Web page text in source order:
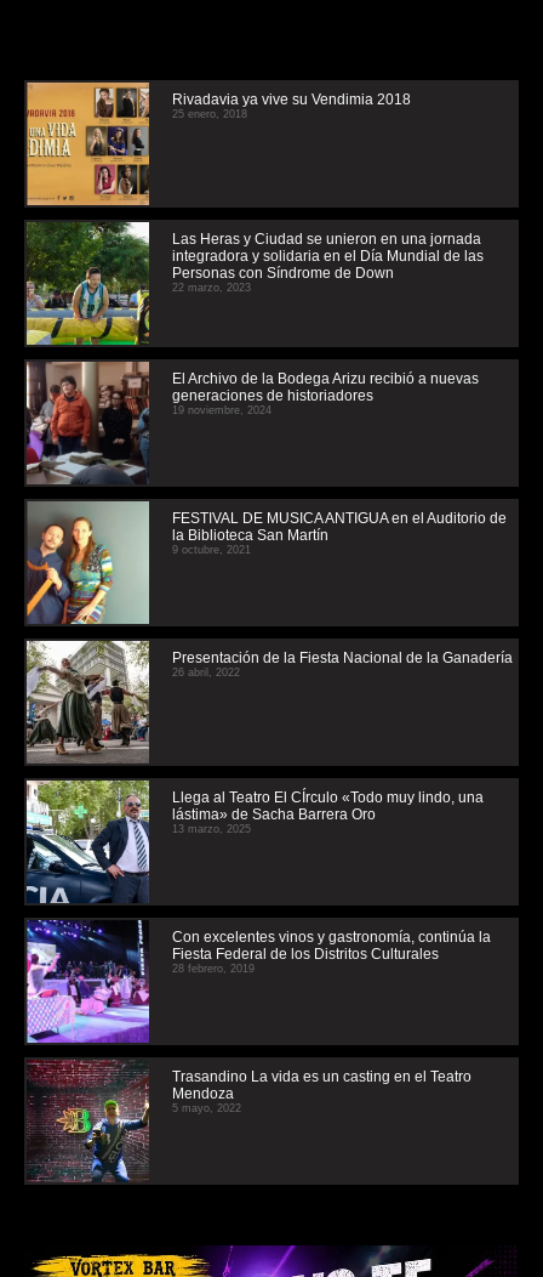
Rivadavia ya vive su Vendimia 2018
25 enero, 2018
Las Heras y Ciudad se unieron en una jornada
integradora y solidaria en el Día Mundial de las
Personas con Síndrome de Down
22 marzo, 2023
El Archivo de la Bodega Arizu recibió a nuevas
generaciones de historiadores
19 noviembre, 2024
FESTIVAL DE MUSICA ANTIGUA en el Auditorio de
la Biblioteca San Martín
9 octubre, 2021
Presentación de la Fiesta Nacional de la Ganadería
26 abril, 2022
Llega al Teatro El CÍrculo «Todo muy lindo, una
lástima» de Sacha Barrera Oro
13 marzo, 2025
Con excelentes vinos y gastronomía, continúa la
Fiesta Federal de los Distritos Culturales
28 febrero, 2019
Trasandino La vida es un casting en el Teatro
Mendoza
5 mayo, 2022